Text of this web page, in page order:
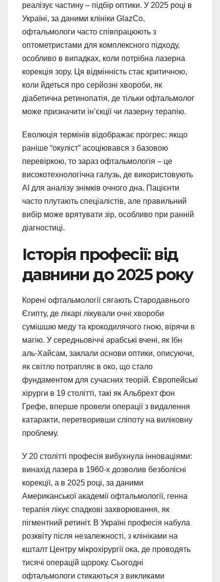
реалізує частину – підбір оптики. У 2025 році в
Україні, за даними клініки GlazCo,
офтальмологи часто співпрацюють з
оптометристами для комплексного підходу,
особливо в випадках, коли потрібна лазерна
корекція зору. Ця відмінність стає критичною,
коли йдеться про серйозні хвороби, як
діабетична ретинопатія, де тільки офтальмолог
може призначити ін’єкції чи лазерну терапію.
Еволюція термінів відображає прогрес: якщо
раніше “окуліст” асоціювався з базовою
перевіркою, то зараз офтальмологія – це
високотехнологічна галузь, де використовують
AI для аналізу знімків очного дна. Пацієнти
часто плутають спеціалістів, але правильний
вибір може врятувати зір, особливо при ранній
діагностиці.
Історія професії: від
давнини до 2025 року
Корені офтальмології сягають Стародавнього
Єгипту, де лікарі лікували очні хвороби
сумішшю меду та крокодилячого гною, вірячи в
магію. У середньовіччі арабські вчені, як Ібн
аль-Хайсам, заклали основи оптики, описуючи,
як світло потрапляє в око, що стало
фундаментом для сучасних теорій. Європейські
хірурги в 19 столітті, такі як Альбрехт фон
Грефе, вперше провели операції з видалення
катаракти, перетворивши сліпоту на виліковну
проблему.
У 20 столітті професія вибухнула інноваціями:
винахід лазера в 1960-х дозволив безболісні
корекції, а в 2025 році, за даними
Американської академії офтальмології, генна
терапія лікує спадкові захворювання, як
пігментний ретиніт. В Україні професія набула
розквіту після незалежності, з клініками на
кшталт Центру мікрохірургії ока, де проводять
тисячі операцій щороку. Сьогодні
офтальмологи стикаються з викликами